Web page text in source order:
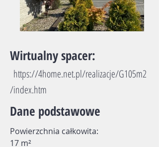
Wirtualny spacer:
https://4home.net.pl/realizacje/G105m2
/index.htm
​Dane podstawowe
Powierzchnia całkowita:
17 m²